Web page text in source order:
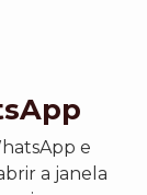
e
a janela